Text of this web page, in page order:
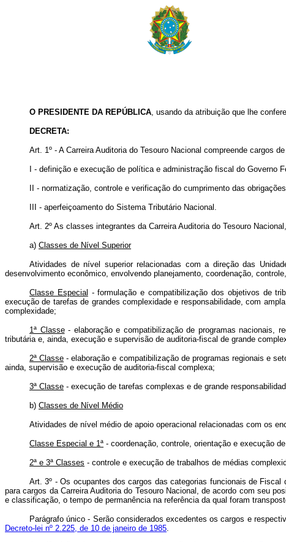
O PRESIDENTE DA REPÚBLICA, usando da atribuição que lhe
DECRETA:
Art. 1º - A Carreira Auditoria do Tesouro Nacional compreende cargos
I - definição e execução de política e administração fiscal do Governo
II - normatização, controle e verificação do cumprimento das
III - aperfeiçoamento do Sistema Tributário Nacional.
Art. 2º As classes integrantes da Carreira Auditoria do Tesouro
a) Classes de Nível Superior
Atividades de nível superior relacionadas com a direção das
desenvolvimento econômico, envolvendo planejamento, coordenação,
Classe Especial - formulação e compatibilização dos objetivos de
execução de tarefas de grandes complexidade e responsabilidade, com
complexidade;
1ª Classe- elaboração e compatibilização de programas nacionais,
tributária e, ainda, execução e supervisão de auditoria-fiscal de grande
2ª Classe - elaboração e compatibilização de programas regionais e
ainda, supervisão e execução de auditoria-fiscal complexa;
3ª Classe - execução de tarefas complexas e de grande
b) Classes de Nível Médio
Atividades de nível médio de apoio operacional relacionadas com os
Classe Especial e 1ª - coordenação, controle, orientação e execução
2ª e 3ª Classes - controle e execução de trabalhos de médias
Art. 3º - Os ocupantes dos cargos das categorias funcionais de
para cargos da Carreira Auditoria do Tesouro Nacional, de acordo com seu
e classificação, o tempo de permanência na referência da qual foram
Parágrafo único - Serão considerados excedentes os cargos e
Decreto-lei nº 2.225, de 10 de janeiro de 1985.